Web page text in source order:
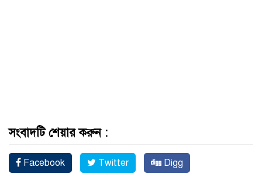
সংবাদটি শেয়ার করুন :
Facebook Twitter Digg